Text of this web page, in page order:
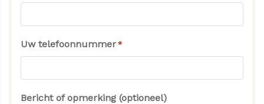
Uw telefoonnummer *
Bericht of opmerking (optioneel)